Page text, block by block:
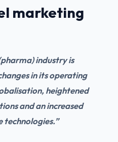
marketing
industry is
in its operating
heightened
and an increased
technologies.”